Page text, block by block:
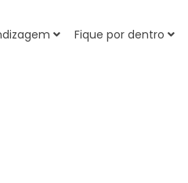
Fique por dentro